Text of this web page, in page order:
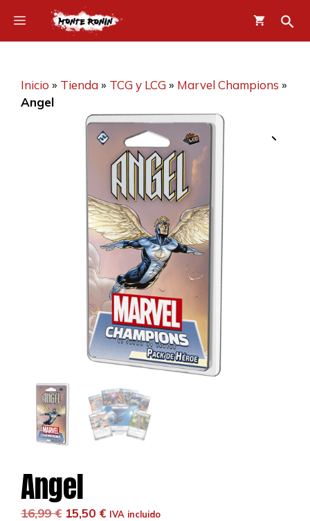
contenido
Menú
Inicio » Tienda» TCG y LCG » Marvel Champions »
Angel
Angel
16,99€ El
15,50 €ElIVA incluido